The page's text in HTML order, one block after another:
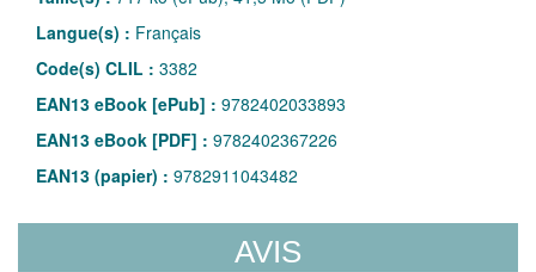
Langue(s) : Français
Code(s) CLIL : 3382
EAN13 eBook [ePub] : 9782402033893
EAN13 eBook [PDF] : 9782402367226
EAN13 (papier) : 9782911043482
AVIS